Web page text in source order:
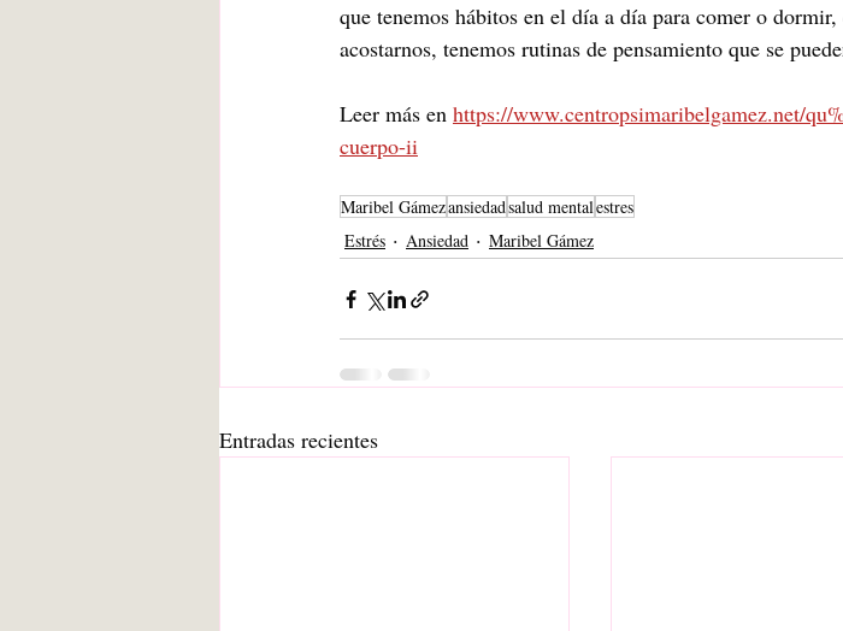
que tenemos hábitos en el día a día para comer o
acostarnos, tenemos rutinas de pensamiento que se
Leer más en https://www.centropsimaribelgamez.net/
cuerpo-ii
Maribel Gámezansiedadsalud mentalestres
Estrés
Ansiedad Maribel Gámez
Entradas recientes